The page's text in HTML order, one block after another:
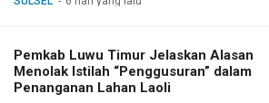
Pemkab Luwu Timur Jelaskan Alasan
Menolak Istilah “Penggusuran” dalam
Penanganan Lahan Laoli